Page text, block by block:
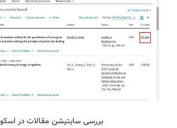
بررسی سایتیشن مقالات در